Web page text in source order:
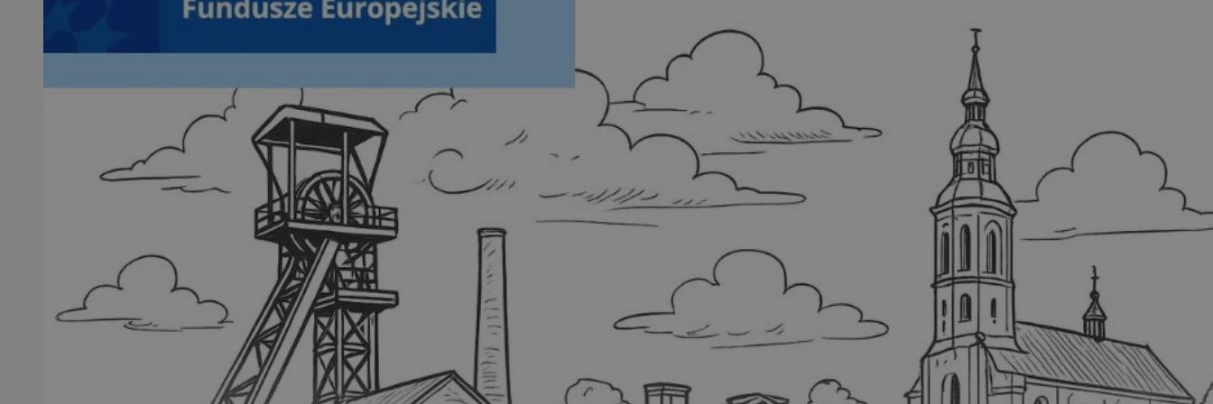
SessID rudaslaska.com.pl
Ten plik cookie przechowuje identyfikator sesji.
Ten plik cookie przechowuje identyfikator sesji.
1 tydzień 3 dni
Ten plik cookie jest używany do celów
uwierzytelniania i bezpieczeństwa, zapewniając, że
użytkownicy pozostają zalogowani, a ich dane są
zabezpieczone, jak poruszać się przez witrynę
internetową lub interakcji z jej usług.
__cf_bm
.x.com
Ten plik cookie służy do rozróżniania ludzi i botów.
Jest to korzystne dla strony internetowej, ponieważ
umożliwia tworzenie ważnych raportów na temat
korzystania z jej witryny internetowej.
__cf_bm
Cloudflare Inc.
.twitter.com
Jest to korzystne dla strony internetowej, ponieważ
umożliwia tworzenie ważnych raportów na temat
korzystania z jej witryny internetowej.
VISITOR_PRIVACY_METADATA
YouTube
.youtube.com
Ten plik cookie jest używany do przechowywania
zgody użytkownika i wyboru prywatności dla ich
interakcji z witryną. Rejestruje dane dotyczące
zgody odwiedzającego na różne polityki i
ustawienia prywatności, zapewniając, że ich
CookieScriptConsent
CookieScript
4 tygodnie 2 dni
Ten plik cookie jest używany przez usługę Cookie-
Polityce prywatności Google